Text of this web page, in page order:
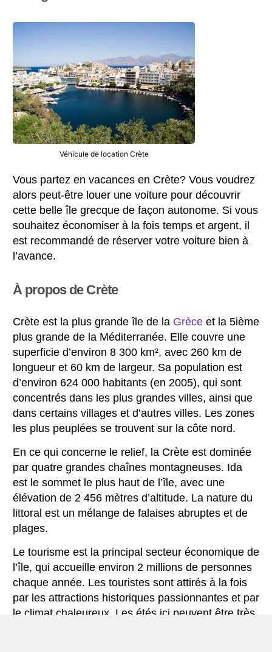
Véhicule de location Crète
Vous partez en vacances en Crète? Vous voudrez
alors peut-être louer une voiture pour découvrir
cette belle île grecque de façon autonome. Si vous
souhaitez économiser à la fois temps et argent, il
est recommandé de réserver votre voiture bien à
l’avance.
À propos de Crète
Crète est la plus grande île de la Grèce et la 5ième
plus grande de la Méditerranée. Elle couvre une
superficie d’environ 8 300 km², avec 260 km de
longueur et 60 km de largeur. Sa population est
d’environ 624 000 habitants (en 2005), qui sont
concentrés dans les plus grandes villes, ainsi que
dans certains villages et d’autres villes. Les zones
les plus peuplées se trouvent sur la côte nord.
En ce qui concerne le relief, la Crète est dominée
par quatre grandes chaînes montagneuses. Ida
est le sommet le plus haut de l’île, avec une
élévation de 2 456 mètres d’altitude. La nature du
littoral est un mélange de falaises abruptes et de
plages.
Le tourisme est la principal secteur économique de
l’île, qui accueille environ 2 millions de personnes
chaque année. Les touristes sont attirés à la fois
par les attractions historiques passionnantes et par
le climat chaleureux. Les étés ici peuvent être très